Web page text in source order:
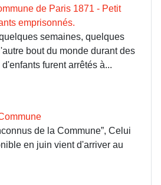
de Paris 1871 - Petit
emprisonnés.
semaines, quelques
bout du monde durant des
furent arrêtés à...
de la Commune”, Celui
en juin vient d'arriver au